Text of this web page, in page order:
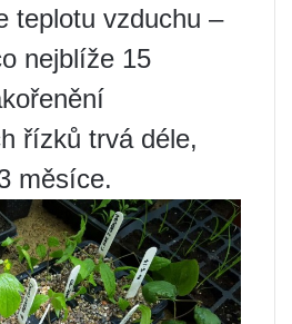
teplotu vzduchu –
nejblíže 15
řízků trvá déle,
měsíce.